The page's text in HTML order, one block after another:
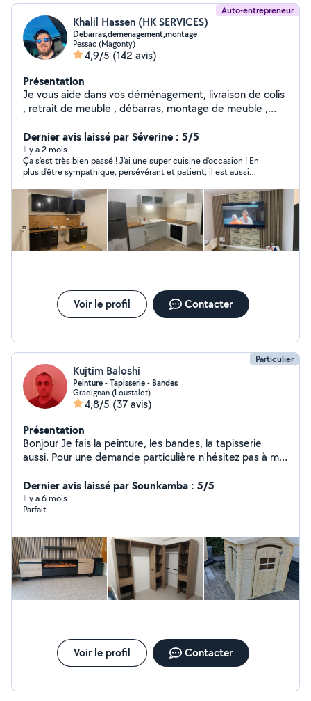
Auto-entrepreneur
Khalil Hassen (HK SERVICES)
Debarras,demenagement,montage
Pessac (Magonty)
4,9/5 (142 avis)
Présentation
Je vous aide dans vos déménagement, livraison de colis
, retrait de meuble , débarras, montage de meuble ,
Dernier avis laissé par Séverine : 5/5
Il y a 2 mois
Ça s'est très bien passé ! J'ai une super cuisine d'occasion ! En
plus d'être sympathique, persévérant et patient, il est aussi
Voir le profil Contacter
Particulier
Kujtim Baloshi
Peinture - Tapisserie - Bandes
Gradignan (Loustalot)
4,8/5 (37 avis)
Présentation
Bonjour Je fais la peinture, les bandes, la tapisserie
aussi. Pour une demande particulière n'hésitez pas à me
Dernier avis laissé par Sounkamba : 5/5
Il y a 6 mois
Parfait
Voir le profil Contacter